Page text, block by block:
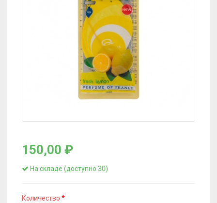
150,00 ₽
На складе (доступно 30)
Количество